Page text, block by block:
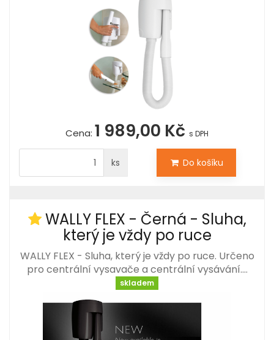
Cena: 1 989,00 Kč s DPH
ks Do košíku
WALLY FLEX - Černá - Sluha,
který je vždy po ruce
WALLY FLEX - Sluha, který je vždy po ruce. Určeno
pro centrální vysavače a centrální vysávání.…
skladem